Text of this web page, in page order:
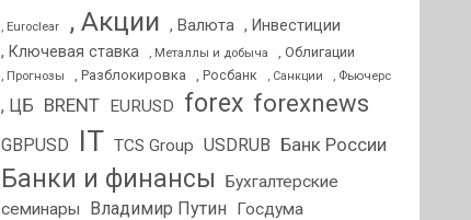
, Euroclear , Акции , Валюта , Инвестиции
, Ключевая ставка
, Металлы и добыча , Облигации
, Прогнозы , Разблокировка , Росбанк , Санкции , Фьючерс
, ЦБ BRENT EURUSD forex forexnews
GBPUSD IT TCS Group USDRUB Банк России
Банки и финансы
Бухгалтерские
семинары
Владимир Путин Госдума